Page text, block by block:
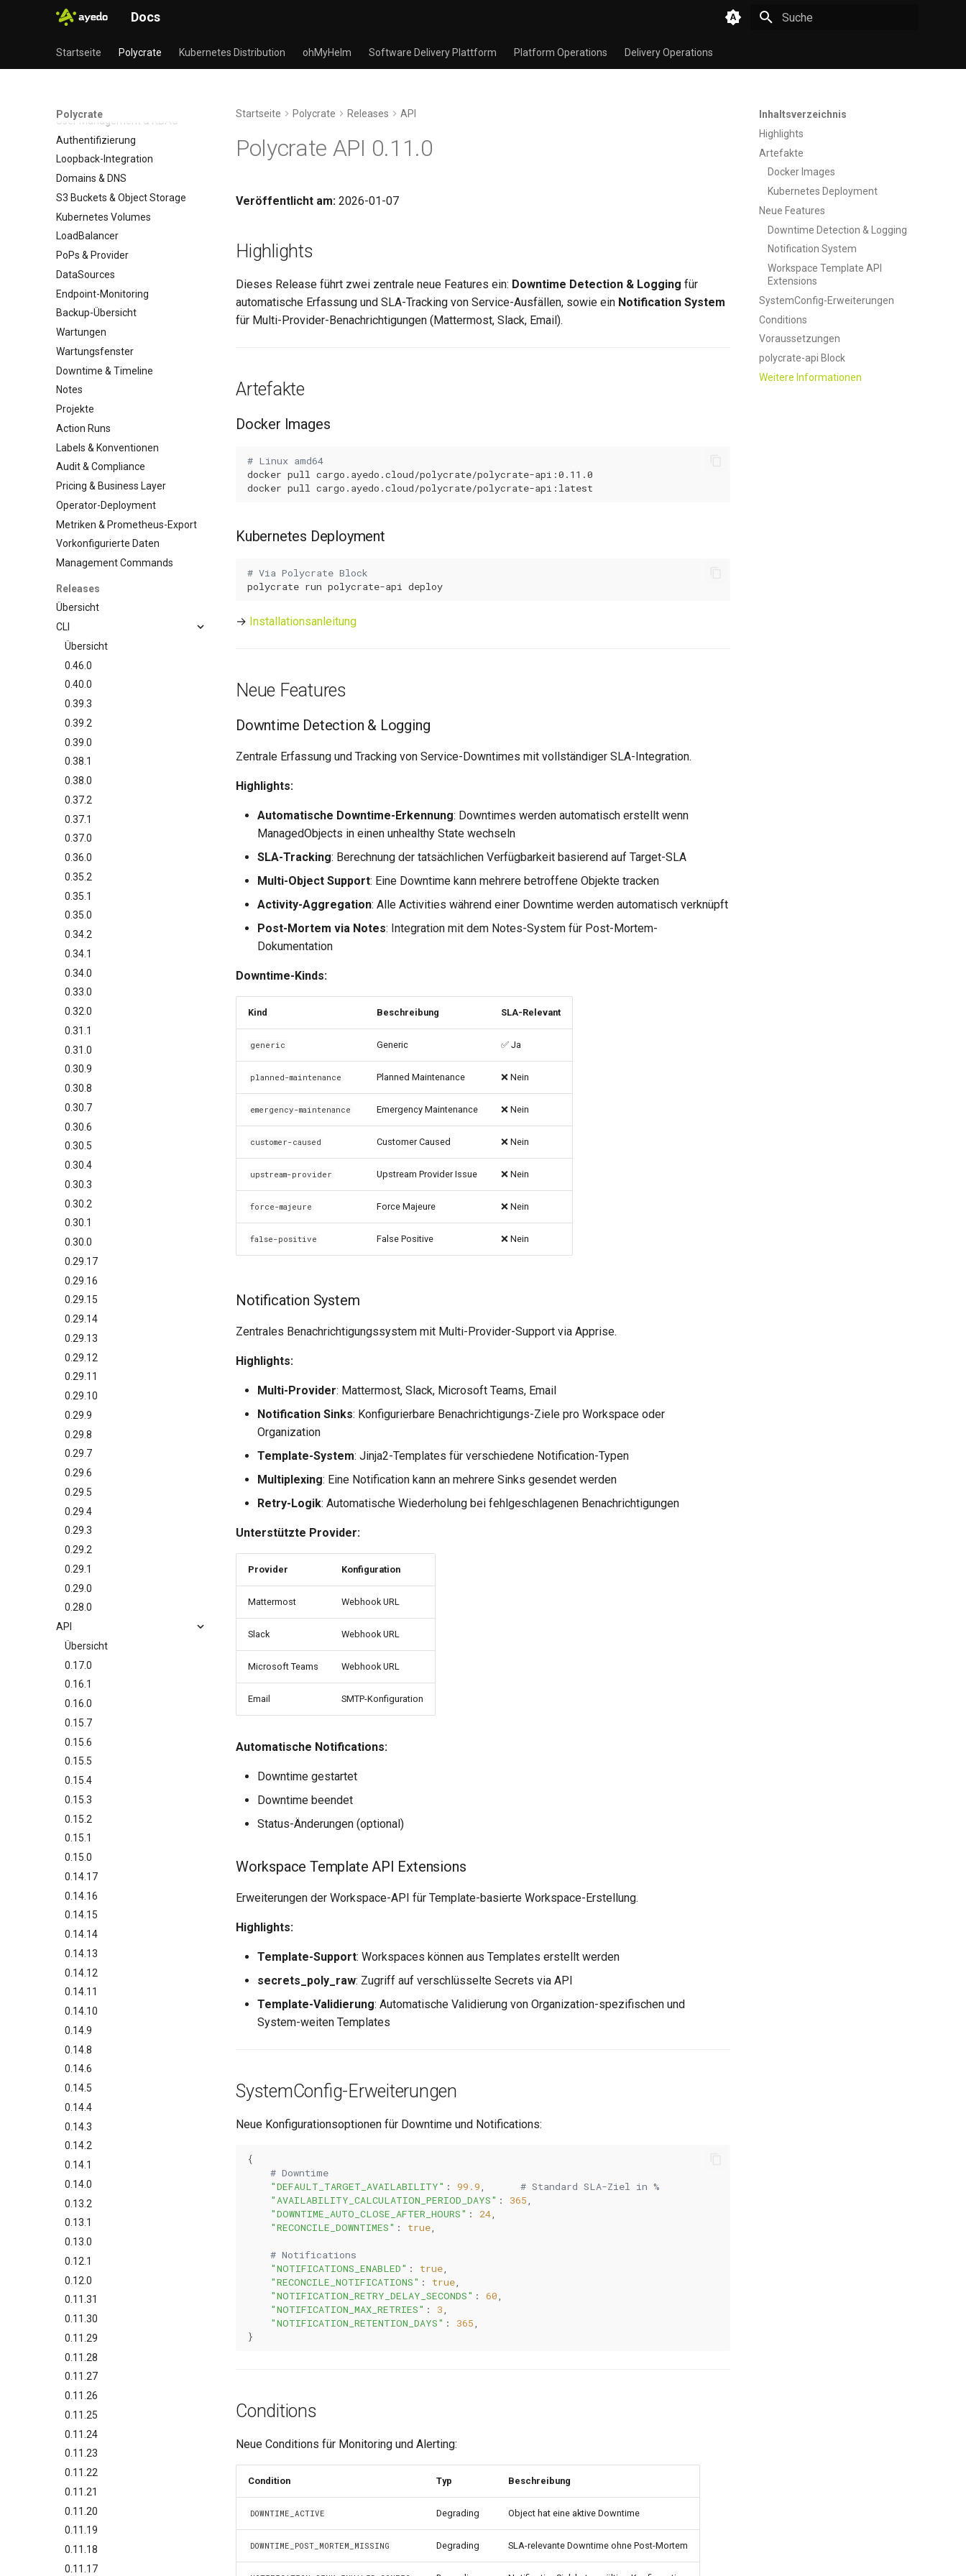
Docs
Startseite Polycrate Kubernetes Distribution ohMyHelm Software Delivery Plattform Platform Operations Delivery Operations
Polycrate
Polycrate API
User Management & RBAC
Authentifizierung
Loopback-Integration
Domains & DNS
S3 Buckets & Object Storage
Kubernetes Volumes
LoadBalancer
PoPs & Provider
DataSources
Endpoint-Monitoring
Backup-Übersicht
Wartungen
Wartungsfenster
Downtime & Timeline
Notes
Projekte
Action Runs
Labels & Konventionen
Audit & Compliance
Pricing & Business Layer
Operator-Deployment
Metriken & Prometheus-Export
Vorkonfigurierte Daten
Management Commands
Releases
Übersicht
CLI
Übersicht
0.46.0
0.40.0
0.39.3
0.39.2
0.39.0
0.38.1
0.38.0
0.37.2
0.37.1
0.37.0
0.36.0
0.35.2
0.35.1
0.35.0
0.34.2
0.34.1
0.34.0
0.33.0
0.32.0
0.31.1
0.31.0
0.30.9
0.30.8
0.30.7
0.30.6
0.30.5
0.30.4
0.30.3
0.30.2
0.30.1
0.30.0
0.29.17
0.29.16
0.29.15
0.29.14
0.29.13
0.29.12
0.29.11
0.29.10
0.29.9
0.29.8
0.29.7
0.29.6
0.29.5
0.29.4
0.29.3
0.29.2
0.29.1
0.29.0
0.28.0
API
Übersicht
0.17.0
0.16.1
0.16.0
0.15.7
0.15.6
0.15.5
0.15.4
0.15.3
0.15.2
0.15.1
0.15.0
0.14.17
0.14.16
0.14.15
0.14.14
0.14.13
0.14.12
0.14.11
0.14.10
0.14.9
0.14.8
0.14.6
0.14.5
0.14.4
0.14.3
0.14.2
0.14.1
0.14.0
0.13.2
0.13.1
0.13.0
0.12.1
0.12.0
0.11.31
0.11.30
0.11.29
0.11.28
0.11.27
0.11.26
0.11.25
0.11.24
0.11.23
0.11.22
0.11.21
0.11.20
0.11.19
0.11.18
0.11.17
Inhaltsverzeichnis
Highlights
Artefakte
Docker Images
Kubernetes Deployment
Neue Features
Downtime Detection & Logging
Notification System
Workspace Template API
Extensions
SystemConfig-Erweiterungen
Conditions
Voraussetzungen
polycrate-api Block
Weitere Informationen
Startseite Polycrate Releases API
Polycrate API 0.11.0
Veröffentlicht am: 2026-01-07
Highlights
Dieses Release führt zwei zentrale neue Features ein: Downtime Detection & Logging für
automatische Erfassung und SLA-Tracking von Service-Ausfällen, sowie ein Notification System
für Multi-Provider-Benachrichtigungen (Mattermost, Slack, Email).
Artefakte
Docker Images
# Linux amd64
docker pull
docker pull
Kubernetes Deployment
# Via Polycrate Block
polycrate run polycrate-api
→ Installationsanleitung
Neue Features
Downtime Detection & Logging
Zentrale Erfassung und Tracking von Service-Downtimes mit vollständiger SLA-Integration.
Highlights:
Automatische Downtime-Erkennung: Downtimes werden automatisch erstellt wenn
ManagedObjects in einen unhealthy State wechseln
SLA-Tracking: Berechnung der tatsächlichen Verfügbarkeit basierend auf Target-SLA
Multi-Object Support: Eine Downtime kann mehrere betroffene Objekte tracken
Activity-Aggregation: Alle Activities während einer Downtime werden automatisch verknüpft
Post-Mortem via Notes: Integration mit dem Notes-System für Post-Mortem-
Dokumentation
Downtime-Kinds:
Kind Beschreibung SLA-Relevant
generic Generic ✅ Ja
planned-maintenance Planned Maintenance ❌ Nein
emergency-maintenance Emergency Maintenance ❌ Nein
customer-caused Customer Caused ❌ Nein
upstream-provider Upstream Provider Issue ❌ Nein
force-majeure Force Majeure ❌ Nein
false-positive False Positive ❌ Nein
Notification System
Zentrales Benachrichtigungssystem mit Multi-Provider-Support via Apprise.
Highlights:
Multi-Provider: Mattermost, Slack, Microsoft Teams, Email
Notification Sinks: Konfigurierbare Benachrichtigungs-Ziele pro Workspace oder
Organization
Template-System: Jinja2-Templates für verschiedene Notification-Typen
Multiplexing: Eine Notification kann an mehrere Sinks gesendet werden
Retry-Logik: Automatische Wiederholung bei fehlgeschlagenen Benachrichtigungen
Unterstützte Provider:
Provider Konfiguration
Mattermost Webhook URL
Slack Webhook URL
Microsoft Teams Webhook URL
Email SMTP-Konfiguration
Automatische Notifications:
Downtime gestartet
Downtime beendet
Status-Änderungen (optional)
Workspace Template API Extensions
Erweiterungen der Workspace-API für Template-basierte Workspace-Erstellung.
Highlights:
Template-Support: Workspaces können aus Templates erstellt werden
secrets_poly_raw: Zugriff auf verschlüsselte Secrets via API
Template-Validierung: Automatische Validierung von Organization-spezifischen und
System-weiten Templates
SystemConfig-Erweiterungen
Neue Konfigurationsoptionen für Downtime und Notifications:
{
# Downtime
"DEFAULT_TARGET_AVAILABILITY" : 99.9
# Standard SLA-Ziel in %
"AVAILABILITY_CALCULATION_PERIOD_DAYS" : 365
"DOWNTIME_AUTO_CLOSE_AFTER_HOURS" : 24
"RECONCILE_DOWNTIMES" : true
# Notifications
"NOTIFICATIONS_ENABLED" : true
"RECONCILE_NOTIFICATIONS" : true
"NOTIFICATION_RETRY_DELAY_SECONDS" : 60
"NOTIFICATION_MAX_RETRIES" : 3
"NOTIFICATION_RETENTION_DAYS" : 365
}
Conditions
Neue Conditions für Monitoring und Alerting:
Condition Typ Beschreibung
DOWNTIME_ACTIVE Degrading Object hat eine aktive Downtime
DOWNTIME_POST_MORTEM_MISSING Degrading SLA-relevante Downtime ohne Post-Mortem